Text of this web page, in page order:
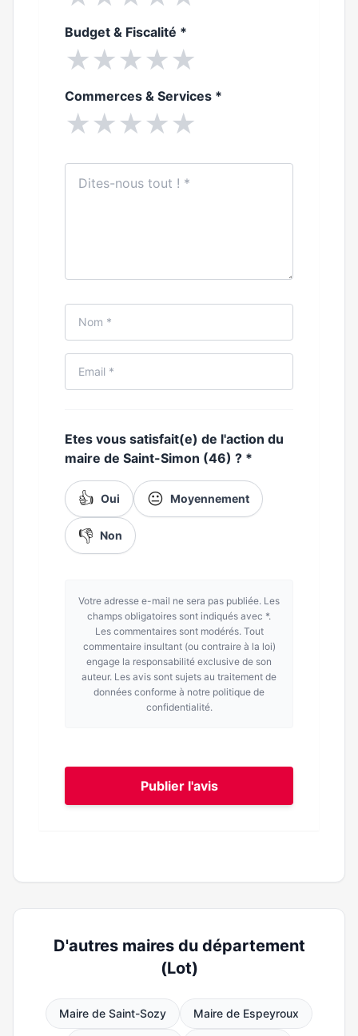
Budget & Fiscalité *
★★★★★
Commerces & Services *
★★★★★
Etes vous satisfait(e) de l'action du
maire de Saint-Simon (46) ? *
👍 Oui 😐 Moyennement
👎 Non
Votre adresse e-mail ne sera pas publiée. Les
champs obligatoires sont indiqués avec *.
Les commentaires sont modérés. Tout
commentaire insultant (ou contraire à la loi)
engage la responsabilité exclusive de son
auteur. Les avis sont sujets au traitement de
données conforme à notre politique de
confidentialité.
Publier l'avis
D'autres maires du département
(Lot)
Maire de Saint-Sozy Maire de Espeyroux